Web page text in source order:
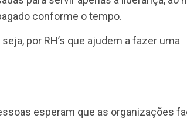
para o RH propor e
líderes “fechados”, o próprio
nasce um problema, porque
de originalidade, e uma